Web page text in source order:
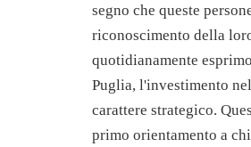
segno che queste
riconoscimento della
quotidianamente
Puglia, l'investimento
carattere strategico.
primo orientamento a